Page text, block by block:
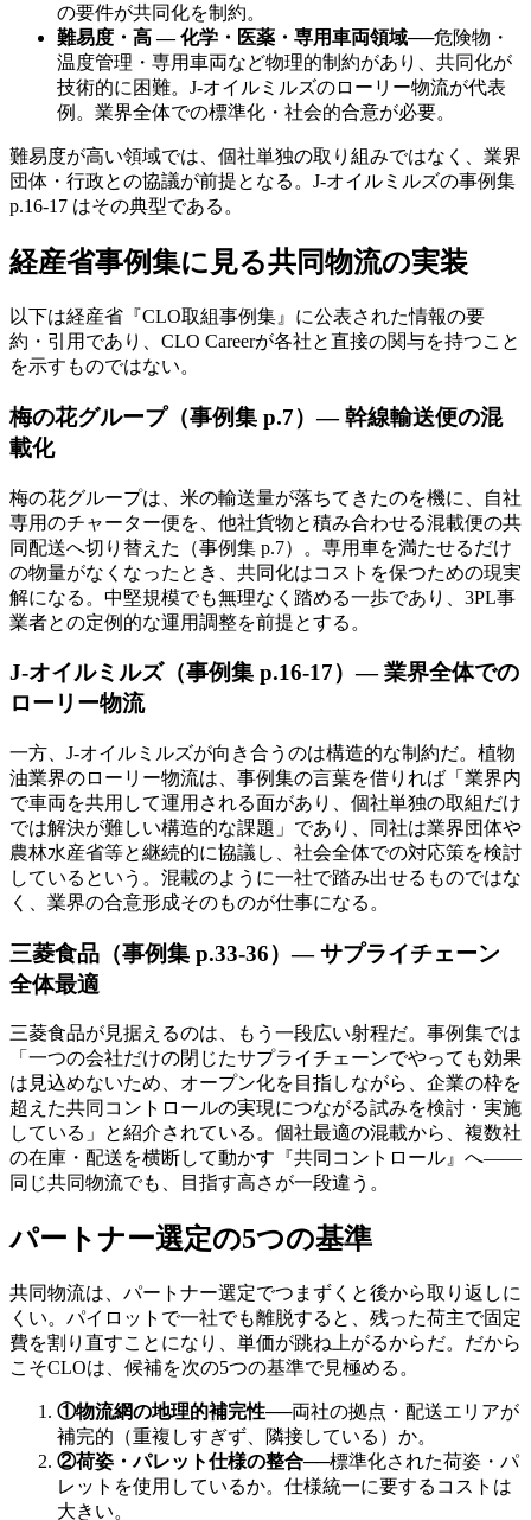
の要件が共同化を制約。
難易度・高 — 化学・医薬・専用車両領域──危険物・
温度管理・専用車両など物理的制約があり、共同化が
技術的に困難。J-オイルミルズのローリー物流が代表
例。業界全体での標準化・社会的合意が必要。
難易度が高い領域では、個社単独の取り組みではなく、業界
団体・行政との協議が前提となる。J-オイルミルズの事例集
p.16-17 はその典型である。
経産省事例集に見る共同物流の実装
以下は経産省『CLO取組事例集』に公表された情報の要
約・引用であり、CLO Careerが各社と直接の関与を持つこと
を示すものではない。
梅の花グループ（事例集 p.7）— 幹線輸送便の混
載化
梅の花グループは、米の輸送量が落ちてきたのを機に、自社
専用のチャーター便を、他社貨物と積み合わせる混載便の共
同配送へ切り替えた（事例集 p.7）。専用車を満たせるだけ
の物量がなくなったとき、共同化はコストを保つための現実
解になる。中堅規模でも無理なく踏める一歩であり、3PL事
業者との定例的な運用調整を前提とする。
J-オイルミルズ（事例集 p.16-17）— 業界全体での
ローリー物流
一方、J-オイルミルズが向き合うのは構造的な制約だ。植物
油業界のローリー物流は、事例集の言葉を借りれば「業界内
で車両を共用して運用される面があり、個社単独の取組だけ
では解決が難しい構造的な課題」であり、同社は業界団体や
農林水産省等と継続的に協議し、社会全体での対応策を検討
しているという。混載のように一社で踏み出せるものではな
く、業界の合意形成そのものが仕事になる。
三菱食品（事例集 p.33-36）— サプライチェーン
全体最適
三菱食品が見据えるのは、もう一段広い射程だ。事例集では
「一つの会社だけの閉じたサプライチェーンでやっても効果
は見込めないため、オープン化を目指しながら、企業の枠を
超えた共同コントロールの実現につながる試みを検討・実施
している」と紹介されている。個社最適の混載から、複数社
の在庫・配送を横断して動かす『共同コントロール』へ——
同じ共同物流でも、目指す高さが一段違う。
パートナー選定の5つの基準
共同物流は、パートナー選定でつまずくと後から取り返しに
くい。パイロットで一社でも離脱すると、残った荷主で固定
費を割り直すことになり、単価が跳ね上がるからだ。だから
こそCLOは、候補を次の5つの基準で見極める。
①物流網の地理的補完性──両社の拠点・配送エリアが
補完的（重複しすぎず、隣接している）か。
②荷姿・パレット仕様の整合──標準化された荷姿・パ
レットを使用しているか。仕様統一に要するコストは
大きい。